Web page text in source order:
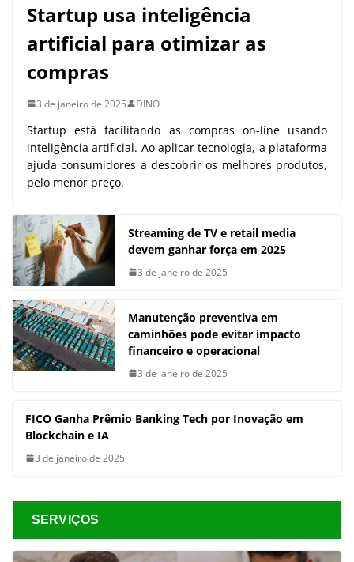
Startup usa inteligência
artificial para otimizar as
compras
3 de janeiro de 2025 DINO
Startup está facilitando as compras on-line usando
inteligência artificial. Ao aplicar tecnologia, a plataforma
ajuda consumidores a descobrir os melhores produtos,
pelo menor preço.
Streaming de TV e retail media
devem ganhar força em 2025
3 de janeiro de 2025
Manutenção preventiva em
caminhões pode evitar impacto
financeiro e operacional
3 de janeiro de 2025
FICO Ganha Prêmio Banking Tech por Inovação em
Blockchain e IA
3 de janeiro de 2025
SERVIÇOS